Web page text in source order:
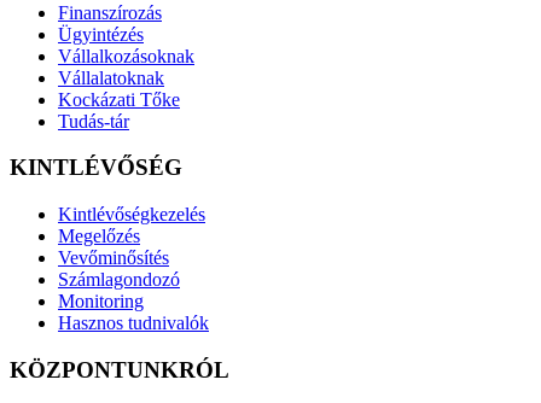
Finanszírozás
Ügyintézés
Vállalkozásoknak
Vállalatoknak
Kockázati Tőke
Tudás-tár
KINTLÉVŐSÉG
Kintlévőségkezelés
Megelőzés
Vevőminősítés
Számlagondozó
Monitoring
Hasznos tudnivalók
KÖZPONTUNKRÓL